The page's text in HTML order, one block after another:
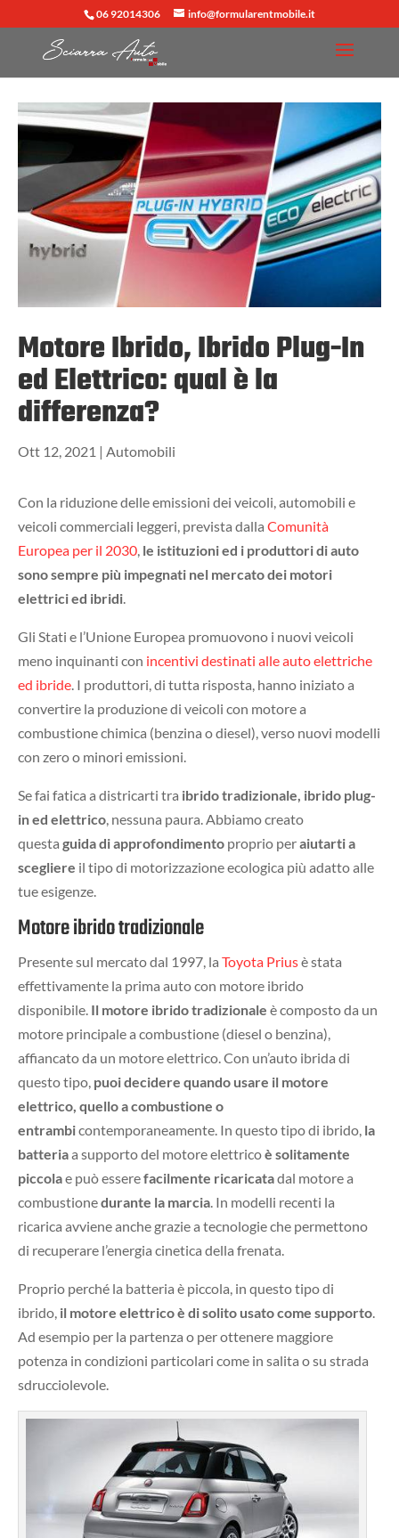
06 92014306 info@formularentmobile.it
Motore Ibrido, Ibrido Plug-In
ed Elettrico: qual è la
differenza?
Ott 12, 2021 | Automobili
Con la riduzione delle emissioni dei veicoli, automobili e
veicoli commerciali leggeri, prevista dalla Comunità
Europea per il 2030 le istituzioni ed i produttori di auto
sono sempre più impegnati nel mercato dei motori
elettrici ed ibridi
Gli Stati e l’Unione Europea promuovono i nuovi veicoli
meno inquinanti con incentivi destinati alle auto elettriche
ed ibride . I produttori, di tutta risposta, hanno iniziato a
convertire la produzione di veicoli con motore a
combustione chimica (benzina o diesel), verso nuovi modelli
con zero o minori emissioni.
Se fai fatica a districarti tra ibrido tradizionale, ibrido plug-
in ed elettrico , nessuna paura. Abbiamo creato
questa guida di approfondimento proprio peraiutarti a
scegliere il tipo di motorizzazione ecologica più adatto alle
tue esigenze.
Motore ibrido tradizionale
Presente sul mercato dal 1997, la Toyota Priusè stata
effettivamente la prima auto con motore ibrido
disponibile. Il motore ibrido tradizionale è composto da un
motore principale a combustione (diesel o benzina),
affiancato da un motore elettrico. Con un’auto ibrida di
questo tipo, puoi decidere quando usare il motore
elettrico, quello a combustione o
entrambicontemporaneamente. In questo tipo di ibrido, la
batteriaa supporto del motore elettricoè solitamente
piccolae può esserefacilmente ricaricatadal motore a
combustionedurante la marcia . In modelli recenti la
ricarica avviene anche grazie a tecnologie che permettono
di recuperare l’energia cinetica della frenata.
Proprio perché la batteria è piccola, in questo tipo di
ibrido, il motore elettrico è di solito usato come supporto
Ad esempio per la partenza o per ottenere maggiore
potenza in condizioni particolari come in salita o su strada
sdrucciolevole.